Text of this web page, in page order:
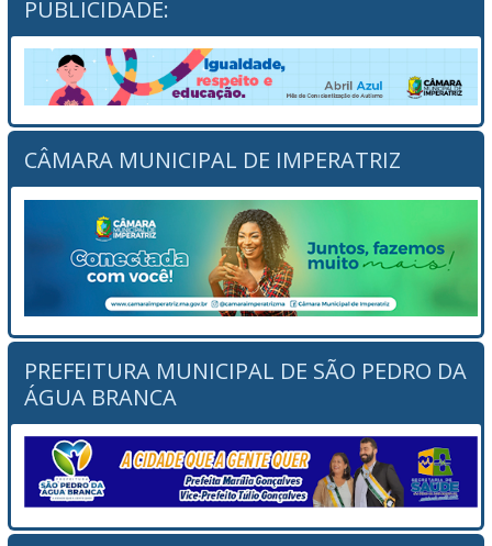
PUBLICIDADE:
CÂMARA MUNICIPAL DE IMPERATRIZ
PREFEITURA MUNICIPAL DE SÃO PEDRO DA
ÁGUA BRANCA